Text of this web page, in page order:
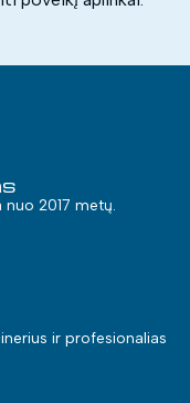
nuo 2017 metų.
ir profesionalias